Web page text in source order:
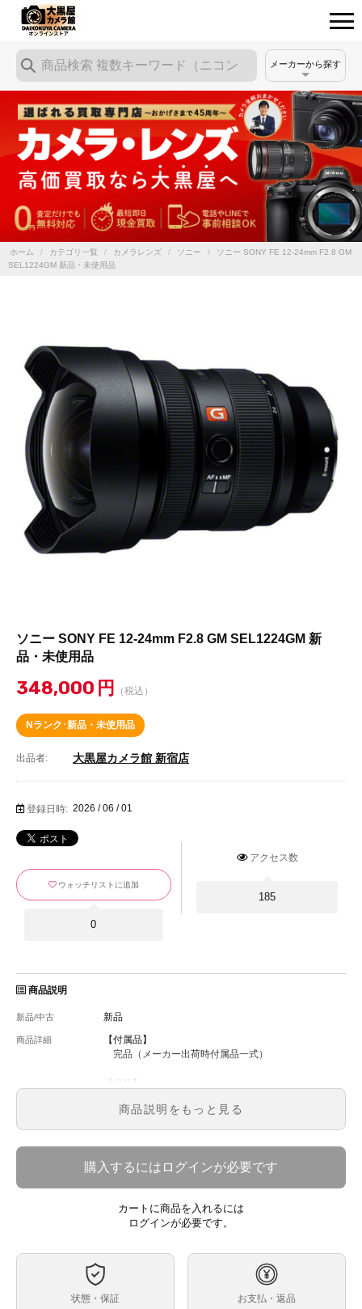
メーカーから探す
ホーム / カテゴリ一覧 / カメラレンズ / ソニー /
ソニー SONY FE 12-24mm F2.8 GM
SEL1224GM 新品・未使用品
ソニー SONY FE 12-24mm F2.8 GM SEL1224GM 新
品・未使用品
348,000 円 （税込）
Nランク･新品・未使用品
出品者: 大黒屋カメラ館 新宿店
登録日時: 2026 / 06 / 01
アクセス数
185
ウォッチリストに追加
0
商品説明
新品/中古 新品
商品詳細
【付属品】
完品（メーカー出荷時付属品一式）
【保証】
※保証内容はメーカー保証規定に基づく対応となりま
す。
【送料】
ズーム全域開放F値2.8の明るさで広角12mmを実現した
大口径超広角ズームレンズ。35mmフルサイズ対応の
ミラーレス専用設計レンズの最高峰「Gマスター」シリ
ーズに属し、シリーズならではの高い解像性能と自然で
美しいボケ描写を小型軽量で実現している。
「フローティングフォーカス機構」を搭載し、ズーム全
商品説明をもっと見る
購入するにはログインが必要です
カートに商品を入れるには
ログインが必要です。
状態・保証 お支払・返品